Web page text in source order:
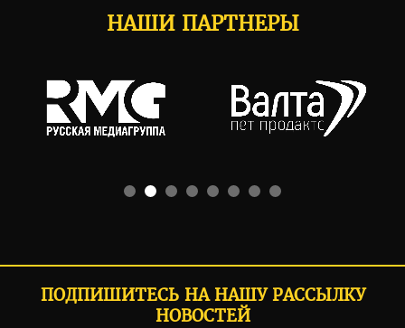
НАШИ ПАРТНЕРЫ
ПОДПИШИТЕСЬ НА НАШУ РАССЫЛКУ
НОВОСТЕЙ